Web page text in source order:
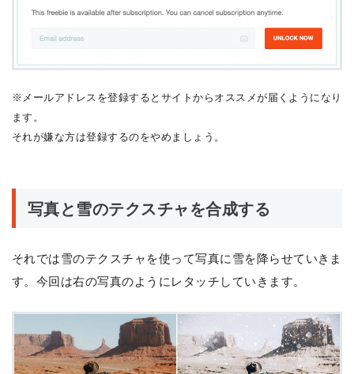
※メールアドレスを登録するとサイトからオススメが届くようになり
ます。
それが嫌な方は登録するのをやめましょう。
写真と雪のテクスチャを合成する
それでは雪のテクスチャを使って写真に雪を降らせていきま
す。今回は右の写真のようにレタッチしていきます。